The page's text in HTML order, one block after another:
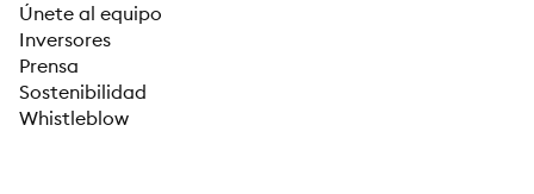
Únete al equipo
Inversores
Prensa
Sostenibilidad
Whistleblow